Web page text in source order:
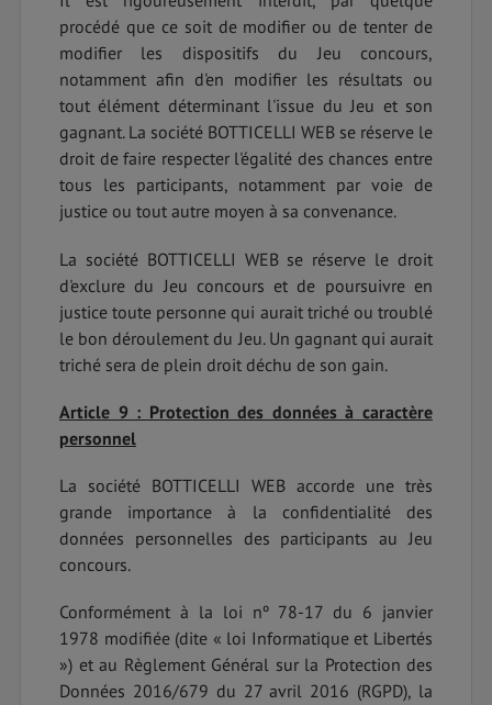
procédé que ce soit de modifier ou de tenter de
modifier les dispositifs du Jeu concours,
notamment afin d'en modifier les résultats ou
tout élément déterminant l'issue du Jeu et son
gagnant. La société BOTTICELLI WEB se réserve le
droit de faire respecter l'égalité des chances entre
tous les participants, notamment par voie de
justice ou tout autre moyen à sa convenance.
La société BOTTICELLI WEB se réserve le droit
d'exclure du Jeu concours et de poursuivre en
justice toute personne qui aurait triché ou troublé
le bon déroulement du Jeu. Un gagnant qui aurait
triché sera de plein droit déchu de son gain.
Article 9 : Protection des données à caractère
personnel
La société BOTTICELLI WEB accorde une très
grande importance à la confidentialité des
données personnelles des participants au Jeu
concours.
Conformément à la loi nº 78-17 du 6 janvier
1978 modifiée (dite « loi Informatique et Libertés
») et au Règlement Général sur la Protection des
Données 2016/679 du 27 avril 2016 (RGPD), la